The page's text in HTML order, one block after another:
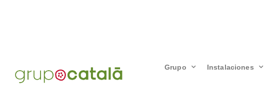
Grupo Instalaciones